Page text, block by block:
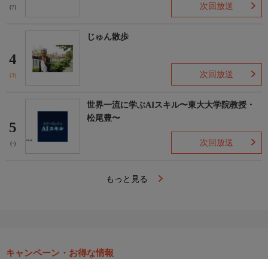
(7) 次回放送
4
(3)
じゅん散歩
次回放送
5
(-)
世界一流に学ぶAIスキル〜東大大学院教授・
松尾豊〜
次回放送
もっと見る
キャンペーン・お得な情報